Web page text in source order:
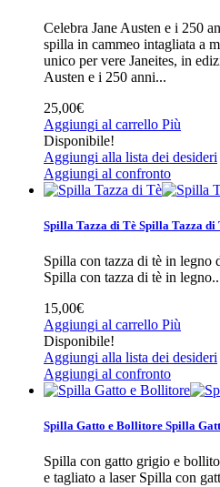
Celebra Jane Austen e i 250
spilla in cammeo intagliata a
unico per vere Janeites, in
Austen e i 250 anni...
25,00€
Aggiungi al carrello Più
Disponibile!
Aggiungi alla lista dei desideri
Aggiungi al confronto
Spilla Tazza di Tè Spilla Tazza di
Spilla con tazza di tè in legno
Spilla con tazza di tè in
15,00€
Aggiungi al carrello Più
Disponibile!
Aggiungi alla lista dei desideri
Aggiungi al confronto
Spilla Gatto e Bollitore Spilla
Spilla con gatto grigio e
e tagliato a laser Spilla con